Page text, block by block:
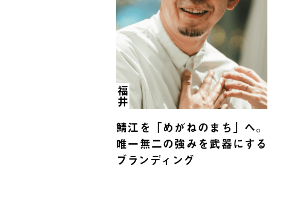
福井
鯖江を「めがねのまち」へ。
唯一無二の強みを武器にする
ブランディング